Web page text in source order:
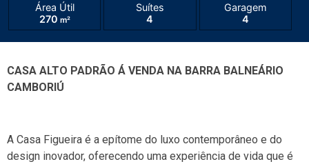
Área Útil
270 m²
Suítes
4
Garagem
4
CASA ALTO PADRÃO Á VENDA NA BARRA BALNEÁRIO
CAMBORIÚ
A Casa Figueira é a epítome do luxo contemporâneo e do
design inovador, oferecendo uma experiência de vida que é